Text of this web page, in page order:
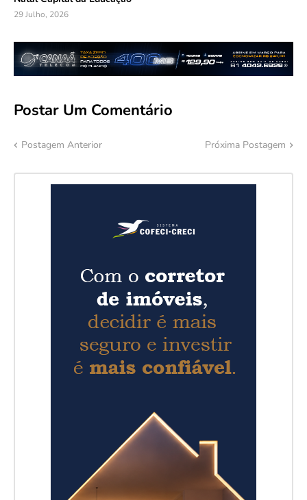
29 Julho, 2026
Postar Um Comentário
Postagem Anterior Próxima Postagem